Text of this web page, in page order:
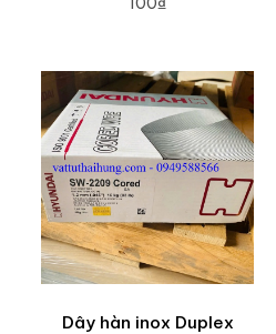
Dây hàn inox Duplex